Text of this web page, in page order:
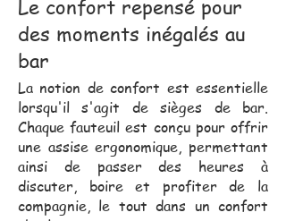
Le confort repensé pour
des moments inégalés au
bar
La notion de confort est essentielle
lorsqu'il s'agit de sièges de bar.
Chaque fauteuil est conçu pour offrir
une assise ergonomique, permettant
ainsi de passer des heures à
discuter, boire et profiter de la
compagnie, le tout dans un confort